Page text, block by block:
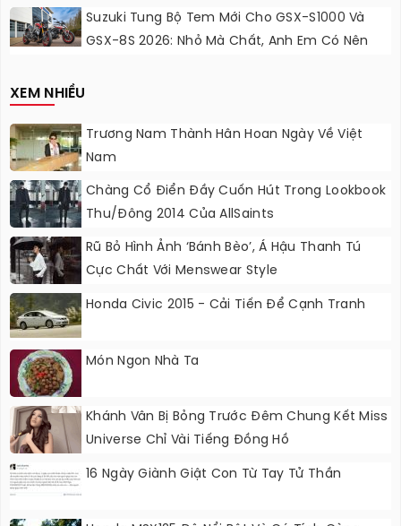
Suzuki Tung Bộ Tem Mới Cho GSX-S1000 Và
GSX-8S 2026: Nhỏ Mà Chất, Anh Em Có Nên
XEM NHIỀU
Trương Nam Thành Hân Hoan Ngày Về Việt
Nam
Chàng Cổ Điển Đầy Cuốn Hút Trong Lookbook
Thu/đông 2014 Của AllSaints
Rũ Bỏ Hình Ảnh ‘bánh Bèo’, Á Hậu Thanh Tú
Cực Chất Với Menswear Style
Honda Civic 2015 - Cải Tiến Để Cạnh Tranh
Món Ngon Nhà Ta
Khánh Vân Bị Bỏng Trước Đêm Chung Kết Miss
Universe Chỉ Vài Tiếng Đồng Hồ
16 Ngày Giành Giật Con Từ Tay Tử Thần